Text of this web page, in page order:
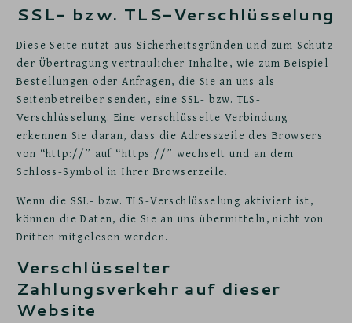
SSL- bzw. TLS-Verschlüsselung
Diese Seite nutzt aus Sicherheitsgründen und zum Schutz
der Übertragung vertraulicher Inhalte, wie zum Beispiel
Bestellungen oder Anfragen, die Sie an uns als
Seitenbetreiber senden, eine SSL- bzw. TLS-
Verschlüsselung. Eine verschlüsselte Verbindung
erkennen Sie daran, dass die Adresszeile des Browsers
von “http://” auf “https://” wechselt und an dem
Schloss-Symbol in Ihrer Browserzeile.
Wenn die SSL- bzw. TLS-Verschlüsselung aktiviert ist,
können die Daten, die Sie an uns übermitteln, nicht von
Dritten mitgelesen werden.
Verschlüsselter
Zahlungsverkehr auf dieser
Website